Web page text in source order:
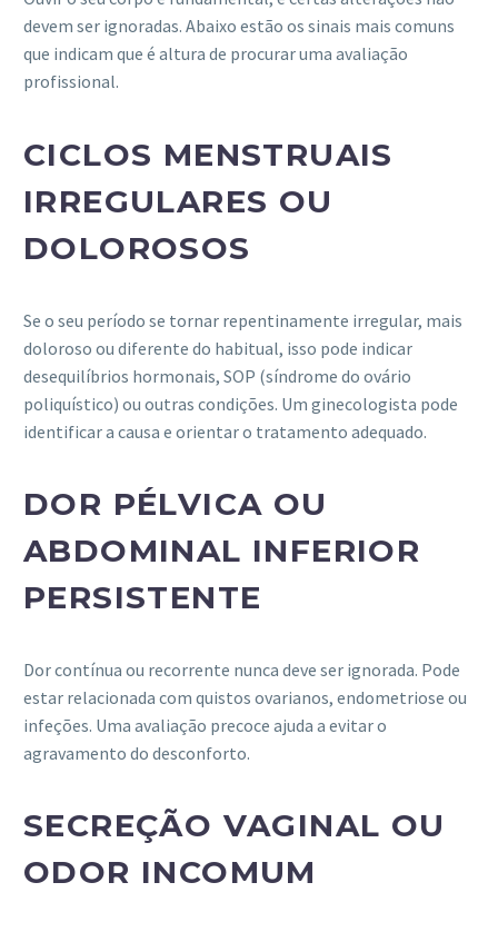
devem ser ignoradas. Abaixo estão os sinais mais comuns
que indicam que é altura de procurar uma avaliação
profissional.
CICLOS MENSTRUAIS
IRREGULARES OU
DOLOROSOS
Se o seu período se tornar repentinamente irregular, mais
doloroso ou diferente do habitual, isso pode indicar
desequilíbrios hormonais, SOP (síndrome do ovário
poliquístico) ou outras condições. Um ginecologista pode
identificar a causa e orientar o tratamento adequado.
DOR PÉLVICA OU
ABDOMINAL INFERIOR
PERSISTENTE
Dor contínua ou recorrente nunca deve ser ignorada. Pode
estar relacionada com quistos ovarianos, endometriose ou
infeções. Uma avaliação precoce ajuda a evitar o
agravamento do desconforto.
SECREÇÃO VAGINAL OU
ODOR INCOMUM